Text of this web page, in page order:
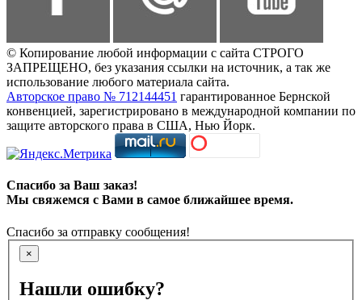
© Копирование любой информации с сайта СТРОГО
ЗАПРЕЩЕНО, без указания ссылки на источник, а так же
использование любого материала сайта.
Авторское право № 712144451 гарантированное Бернской
конвенцией, зарегистрировано в международной компании по
защите авторского права в США, Нью Йорк.
Спасибо за Ваш заказ!
Мы свяжемся с Вами в самое ближайшее время.
Спасибо за отправку сообщения!
×
Нашли ошибку?